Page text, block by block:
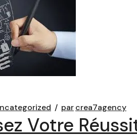
parcrea7agency
Votre